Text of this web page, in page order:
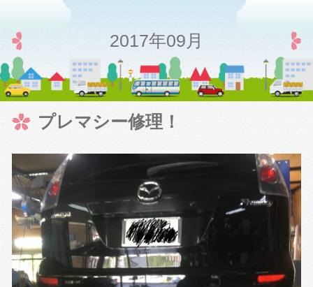
2017年09月
プレマシー修理！